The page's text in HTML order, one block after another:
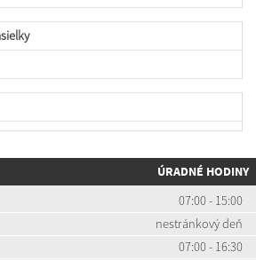
ÚRADNÉ HODINY
07:00 - 15:00
nestránkový deň
07:00 - 16:30